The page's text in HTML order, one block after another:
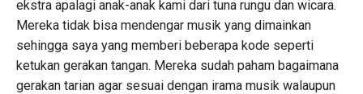
ekstra apalagi anak-anak kami dari tuna rungu dan wicara.
Mereka tidak bisa mendengar musik yang dimainkan
sehingga saya yang memberi beberapa kode seperti
ketukan gerakan tangan. Mereka sudah paham bagaimana
gerakan tarian agar sesuai dengan irama musik walaupun